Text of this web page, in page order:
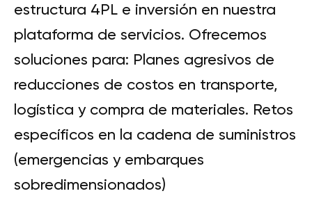
estructura 4PL e inversión en nuestra
plataforma de servicios. Ofrecemos
soluciones para: Planes agresivos de
reducciones de costos en transporte,
logística y compra de materiales. Retos
específicos en la cadena de suministros
(emergencias y embarques
sobredimensionados)